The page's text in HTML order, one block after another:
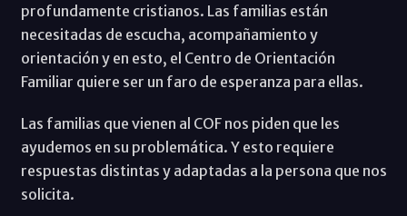
profundamente cristianos. Las familias están
necesitadas de escucha, acompañamiento y
orientación y en esto, el Centro de Orientación
Familiar quiere ser un faro de esperanza para ellas.
Las familias que vienen al COF nos piden que les
ayudemos en su problemática. Y esto requiere
respuestas distintas y adaptadas a la persona que nos
solicita.